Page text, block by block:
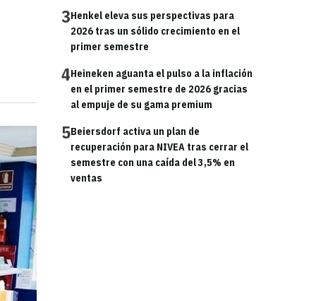
3Henkel eleva sus perspectivas para
2026 tras un sólido crecimiento en el
primer semestre
4Heineken aguanta el pulso a la inflación
en el primer semestre de 2026 gracias
al empuje de su gama premium
5Beiersdorf activa un plan de
recuperación para NIVEA tras cerrar el
semestre con una caída del 3,5% en
ventas